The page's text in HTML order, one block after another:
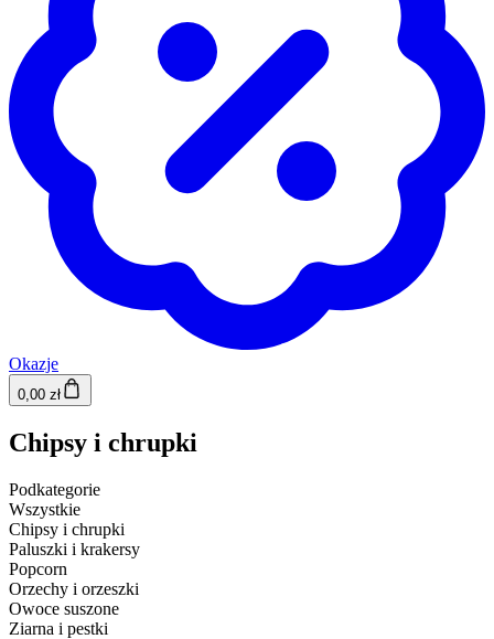
Okazje
0,00 zł
Chipsy i chrupki
Podkategorie
Wszystkie
Chipsy i chrupki
Paluszki i krakersy
Popcorn
Orzechy i orzeszki
Owoce suszone
Ziarna i pestki